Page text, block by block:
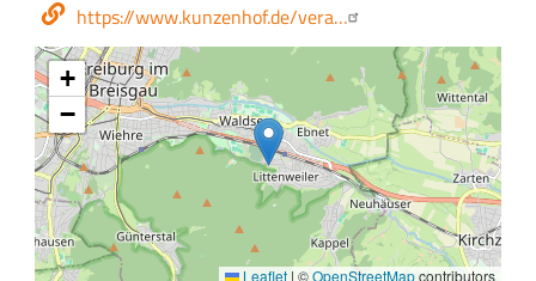
Webseite
https://www.kunzenhof.de/vera…
+
−
Leaflet | ©OpenStreetMapcontributors